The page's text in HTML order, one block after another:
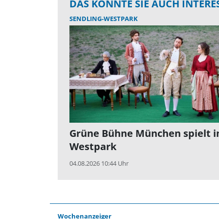
DAS KÖNNTE SIE AUCH
SENDLING-WESTPARK
Grüne Bühne München spielt
Westpark
04.08.2026 10:44 Uhr
Wochenanzeiger